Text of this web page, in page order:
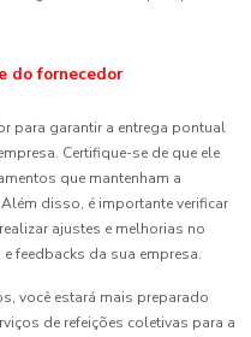
do fornecedor
para garantir a entrega pontual
Certifique-se de que ele
que mantenham a
disso, é importante verificar
ajustes e melhorias no
feedbacks da sua empresa.
você estará mais preparado
de refeições coletivas para a